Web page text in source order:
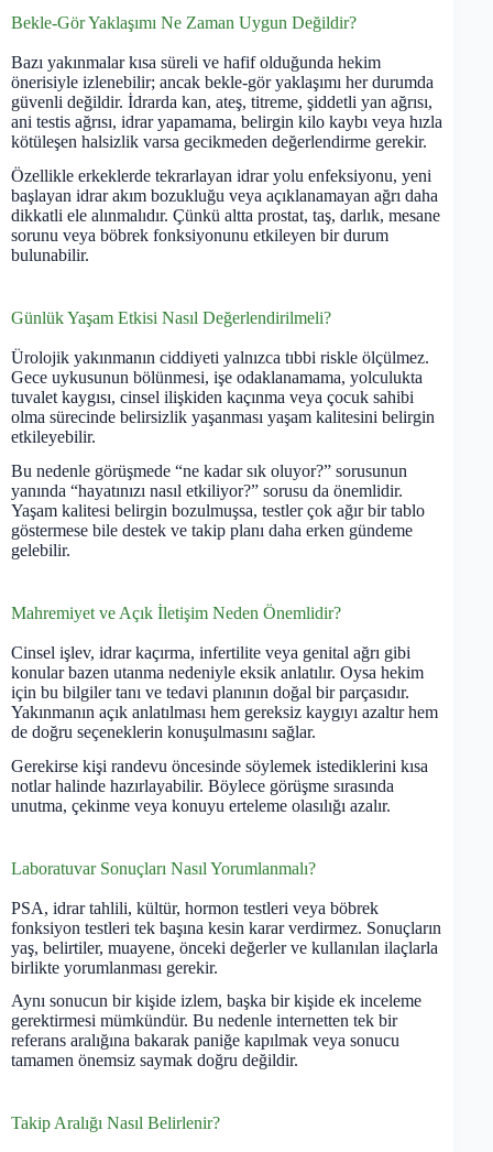
Bekle-Gör Yaklaşımı Ne Zaman Uygun Değildir?
Bazı yakınmalar kısa süreli ve hafif olduğunda hekim
önerisiyle izlenebilir; ancak bekle-gör yaklaşımı her durumda
güvenli değildir. İdrarda kan, ateş, titreme, şiddetli yan ağrısı,
ani testis ağrısı, idrar yapamama, belirgin kilo kaybı veya hızla
kötüleşen halsizlik varsa gecikmeden değerlendirme gerekir.
Özellikle erkeklerde tekrarlayan idrar yolu enfeksiyonu, yeni
başlayan idrar akım bozukluğu veya açıklanamayan ağrı daha
dikkatli ele alınmalıdır. Çünkü altta prostat, taş, darlık, mesane
sorunu veya böbrek fonksiyonunu etkileyen bir durum
bulunabilir.
Günlük Yaşam Etkisi Nasıl Değerlendirilmeli?
Ürolojik yakınmanın ciddiyeti yalnızca tıbbi riskle ölçülmez.
Gece uykusunun bölünmesi, işe odaklanamama, yolculukta
tuvalet kaygısı, cinsel ilişkiden kaçınma veya çocuk sahibi
olma sürecinde belirsizlik yaşanması yaşam kalitesini belirgin
etkileyebilir.
Bu nedenle görüşmede “ne kadar sık oluyor?” sorusunun
yanında “hayatınızı nasıl etkiliyor?” sorusu da önemlidir.
Yaşam kalitesi belirgin bozulmuşsa, testler çok ağır bir tablo
göstermese bile destek ve takip planı daha erken gündeme
gelebilir.
Mahremiyet ve Açık İletişim Neden Önemlidir?
Cinsel işlev, idrar kaçırma, infertilite veya genital ağrı gibi
konular bazen utanma nedeniyle eksik anlatılır. Oysa hekim
için bu bilgiler tanı ve tedavi planının doğal bir parçasıdır.
Yakınmanın açık anlatılması hem gereksiz kaygıyı azaltır hem
de doğru seçeneklerin konuşulmasını sağlar.
Gerekirse kişi randevu öncesinde söylemek istediklerini kısa
notlar halinde hazırlayabilir. Böylece görüşme sırasında
unutma, çekinme veya konuyu erteleme olasılığı azalır.
Laboratuvar Sonuçları Nasıl Yorumlanmalı?
PSA, idrar tahlili, kültür, hormon testleri veya böbrek
fonksiyon testleri tek başına kesin karar verdirmez. Sonuçların
yaş, belirtiler, muayene, önceki değerler ve kullanılan ilaçlarla
birlikte yorumlanması gerekir.
Aynı sonucun bir kişide izlem, başka bir kişide ek inceleme
gerektirmesi mümkündür. Bu nedenle internetten tek bir
referans aralığına bakarak paniğe kapılmak veya sonucu
tamamen önemsiz saymak doğru değildir.
Takip Aralığı Nasıl Belirlenir?